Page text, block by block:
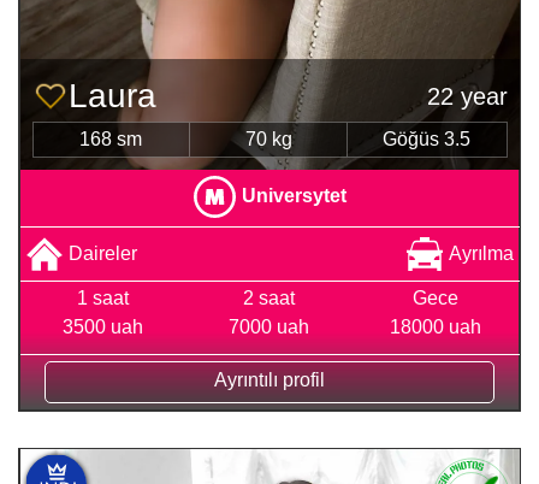
Laura 22 year
168 sm 70 kg Göğüs 3.5
Universytet
Daireler Ayrılma
1 saat
3500 uah
2 saat
7000 uah
Gece
18000 uah
Ayrıntılı profil